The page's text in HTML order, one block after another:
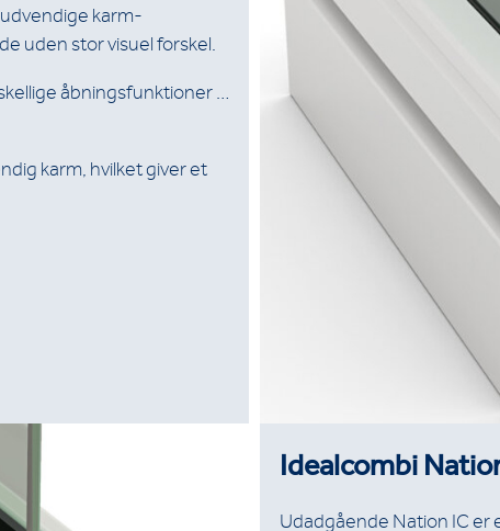
karm-
uden stor visuel forskel.
åbningsfunktioner …
karm, hvilket giver et
Idealcombi
Udadgående Nation IC